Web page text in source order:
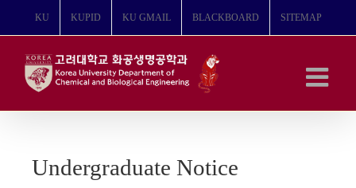
뛰
KU KUPID KU GMAIL BLACKBOARD SITEMAP
Undergraduate Notice